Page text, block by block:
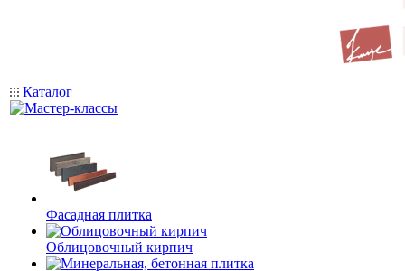
Каталог
Фасадная плитка
Облицовочный кирпич